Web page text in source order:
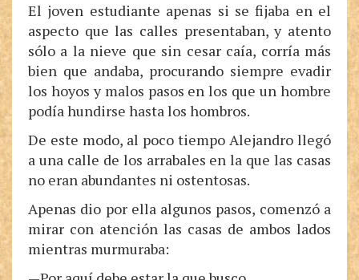
El joven estudiante apenas si se fijaba en el
aspecto que las calles presentaban, y atento
sólo a la nieve que sin cesar caía, corría más
bien que andaba, procurando siempre evadir
los hoyos y malos pasos en los que un hombre
podía hundirse hasta los hombros.
De este modo, al poco tiempo Alejandro llegó
a una calle de los arrabales en la que las casas
no eran abundantes ni ostentosas.
Apenas dio por ella algunos pasos, comenzó a
mirar con atención las casas de ambos lados
mientras murmuraba: